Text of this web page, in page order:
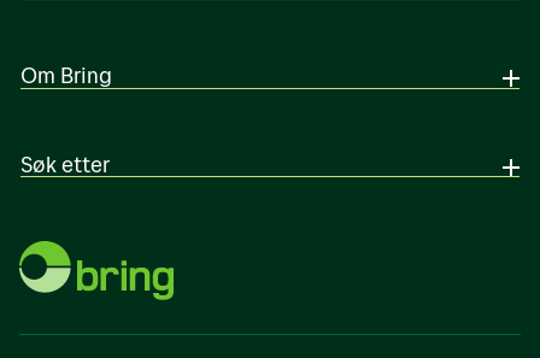
Premie er 0,3 % av forsikringssum/vareverdi
forsikringssum er 25.000 kroner. Dersom du
Eksempel: Varens verdi er 12.000 kroner.
Om Bring
Søk etter